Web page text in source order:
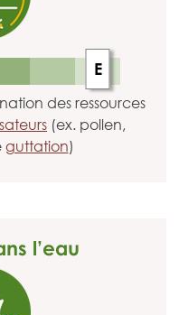
E
des ressources
(ex. pollen,
guttation)
l’eau